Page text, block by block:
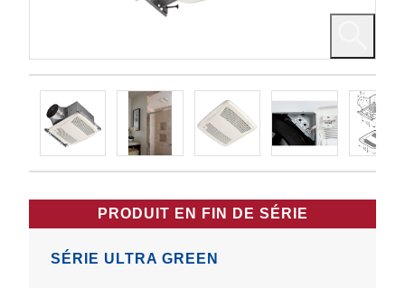
PRODUIT EN FIN DE SÉRIE
SÉRIE ULTRA GREEN